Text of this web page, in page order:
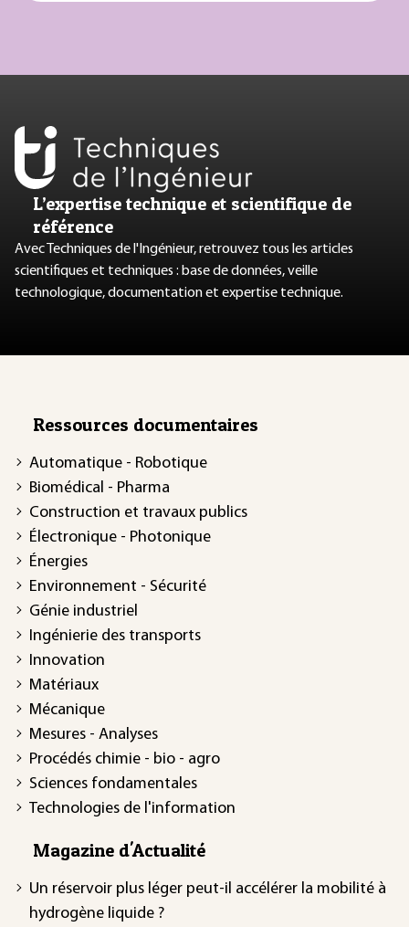
L’expertise technique et scientifique de
référence
Avec Techniques de l'Ingénieur, retrouvez tous les articles
scientifiques et techniques : base de données, veille
technologique, documentation et expertise technique.
Ressources documentaires
Automatique - Robotique
Biomédical - Pharma
Construction et travaux publics
Électronique - Photonique
Énergies
Environnement - Sécurité
Génie industriel
Ingénierie des transports
Innovation
Matériaux
Mécanique
Mesures - Analyses
Procédés chimie - bio - agro
Sciences fondamentales
Technologies de l'information
Magazine d'Actualité
Un réservoir plus léger peut-il accélérer la mobilité à
hydrogène liquide ?